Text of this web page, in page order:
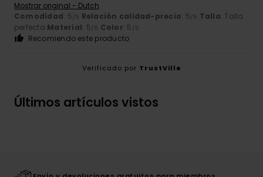
Mostrar original - Dutch
Comodidad: 5/5 Relación calidad-precio: 5/5 Talla: Talla
perfecta Material: 5/5 Color: 5 /5
Recomiendo este producto
Verificado por TrustVille
Últimos artículos vistos